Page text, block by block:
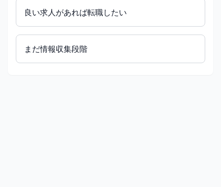
良い求人があれば転職したい
まだ情報収集段階